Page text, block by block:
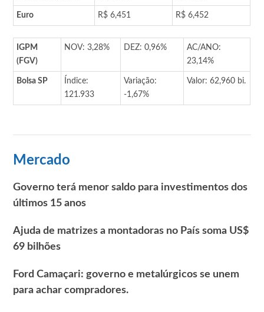
Euro R$ 6,451 R$ 6,452
IGPM
(FGV)
NOV: 3,28% DEZ: 0,96%
AC/ANO:
23,14%
Bolsa SP
Índice:
121.933
Variação:
-1,67%
Valor: 62,960 bi.
Mercado
Governo terá menor saldo para investimentos dos
últimos 15 anos
Ajuda de matrizes a montadoras no País soma US$
69 bilhões
Ford Camaçari: governo e metalúrgicos se unem
para achar compradores.